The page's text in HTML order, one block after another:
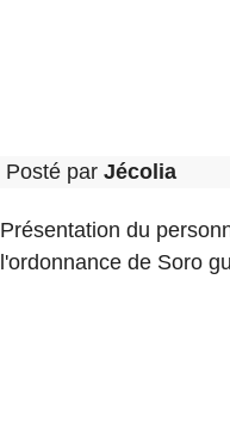
Posté par Jécolia
Présentation du
l'ordonnance de Soro